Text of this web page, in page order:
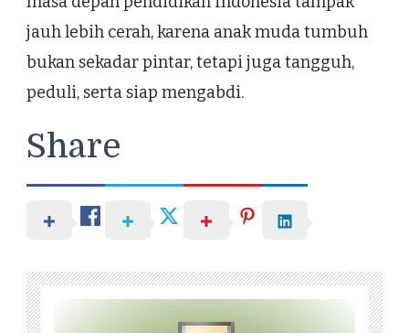
jauh lebih cerah, karena anak muda tumbuh
bukan sekadar pintar, tetapi juga tangguh,
peduli, serta siap mengabdi.
Share